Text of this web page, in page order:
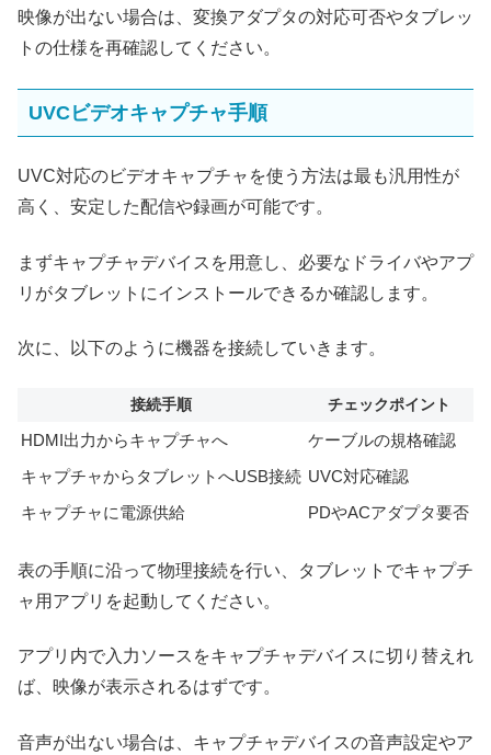
映像が出ない場合は、変換アダプタの対応可否やタブレッ
トの仕様を再確認してください。
UVCビデオキャプチャ手順
UVC対応のビデオキャプチャを使う方法は最も汎用性が
高く、安定した配信や録画が可能です。
まずキャプチャデバイスを用意し、必要なドライバやアプ
リがタブレットにインストールできるか確認します。
次に、以下のように機器を接続していきます。
接続手順 チェックポイント
HDMI出力からキャプチャへ
ケーブルの規格確認
キャプチャからタブレットへUSB接続 UVC対応確認
キャプチャに電源供給
PDやACアダプタ要否
表の手順に沿って物理接続を行い、タブレットでキャプチ
ャ用アプリを起動してください。
アプリ内で入力ソースをキャプチャデバイスに切り替えれ
ば、映像が表示されるはずです。
音声が出ない場合は、キャプチャデバイスの音声設定やア